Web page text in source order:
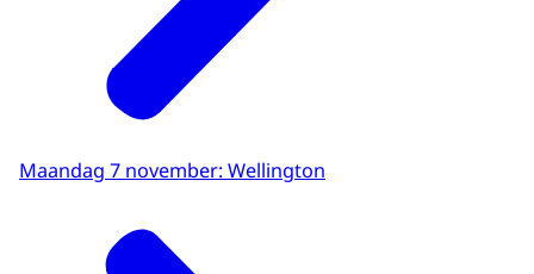
Maandag 7 november: Wellington